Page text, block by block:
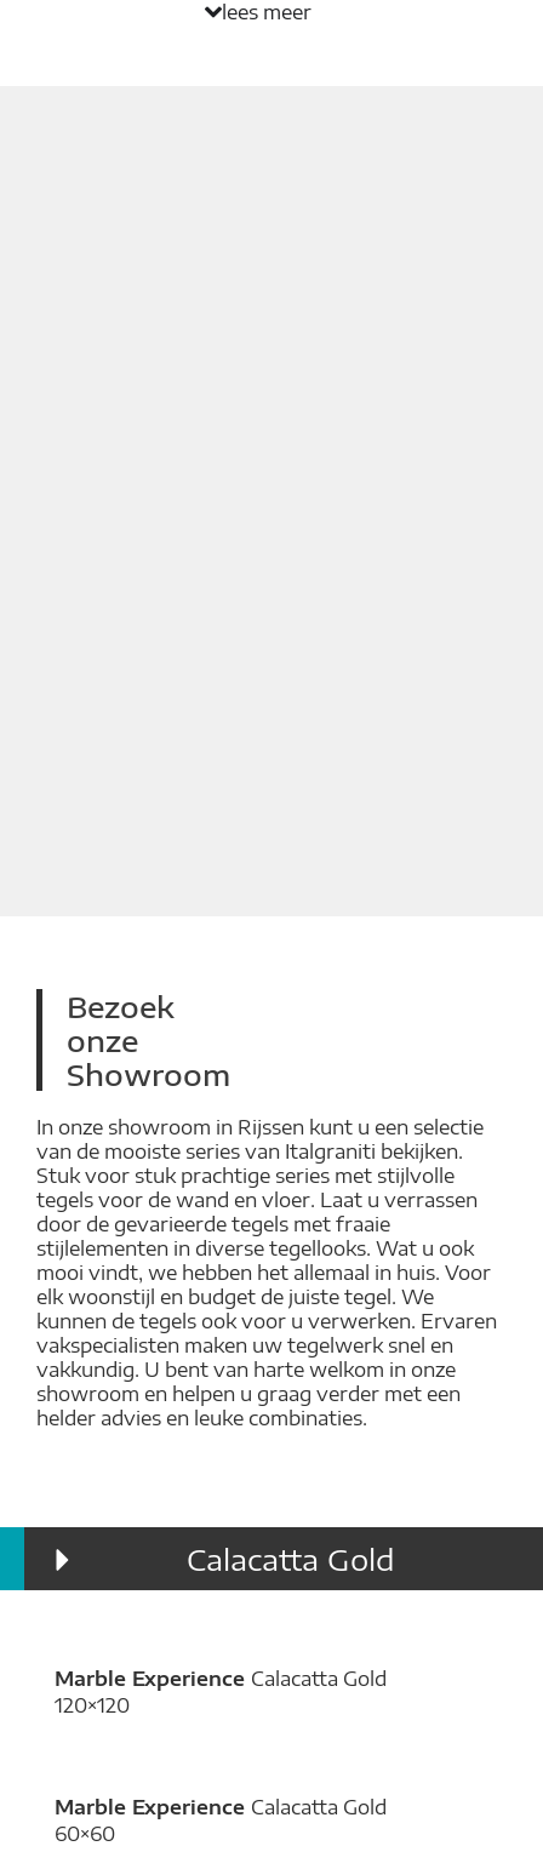
Bezoek
onze
Showroom
In onze showroom in Rijssen kunt u een selectie
van de mooiste series van Italgraniti bekijken.
Stuk voor stuk prachtige series met stijlvolle
tegels voor de wand en vloer. Laat u verrassen
door de gevarieerde tegels met fraaie
stijlelementen in diverse tegellooks. Wat u ook
mooi vindt, we hebben het allemaal in huis. Voor
elk woonstijl en budget de juiste tegel. We
kunnen de tegels ook voor u verwerken. Ervaren
vakspecialisten maken uw tegelwerk snel en
vakkundig. U bent van harte welkom in onze
showroom en helpen u graag verder met een
helder advies en leuke combinaties.
Calacatta Gold
Marble Experience Calacatta Gold
120×120
Marble Experience Calacatta Gold
60×60